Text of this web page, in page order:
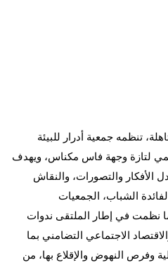
تنظمه جمعية أدرار للبيئة
لتازة وجهة فاس مكناس، ويهدف
الأفكار والتصورات، والنقاش
الشباب، الجمعيات
نظمت في إطار الملتقى ندوات
الاجتماعي التضامني بما
وفرص النهوض والإقلاع بها، من